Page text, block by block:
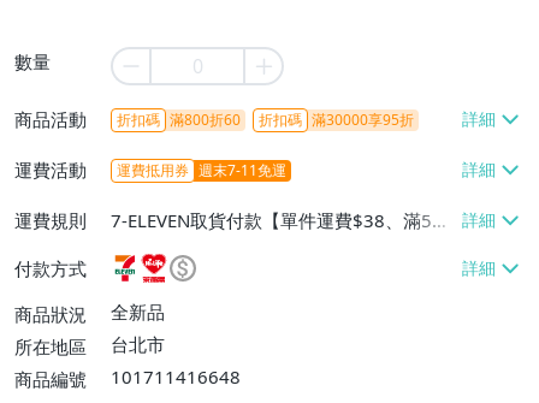
數量
商品活動 折扣碼 滿800折60 折扣碼 滿30000享95折
運費活動 運費抵用券 週末7-11免運
運費規則
7-ELEVEN取貨付款【單件運費$38、滿5件
或消費滿$1298免運費】、7-ELEVEN取貨
不付款【免運費】、萊爾富取貨付款【單件
運費$60、滿5件或消費滿$1298免運
費】、宅配/貨運【單件運費$120、滿5件
付款方式
商品狀況
全新品
所在地區
台北市
商品編號
101711416648